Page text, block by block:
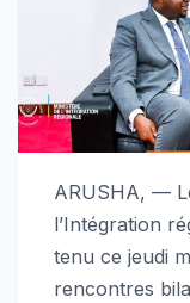
ARUSHA, —
l’Intégration
tenu ce jeudi
rencontres